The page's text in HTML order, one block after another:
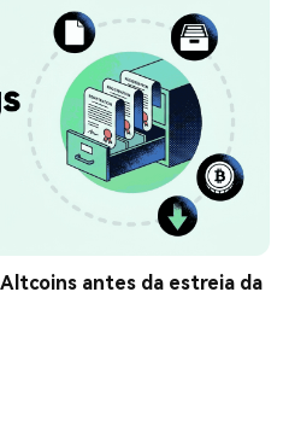
antes da estreia da